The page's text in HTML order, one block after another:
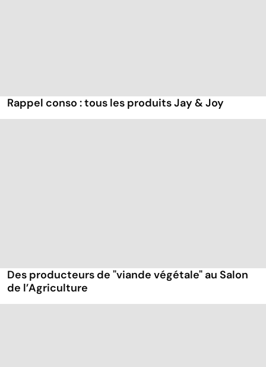
Rappel conso : tous les produits Jay & Joy
Des producteurs de "viande végétale" au Salon
de l’Agriculture